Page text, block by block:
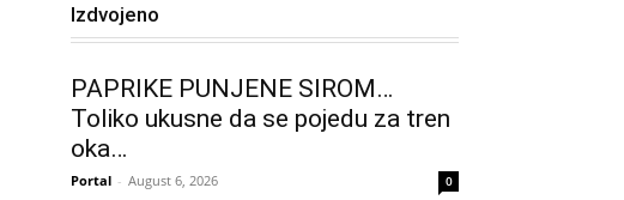
Izdvojeno
PAPRIKE PUNJENE SIROM…
Toliko ukusne da se pojedu za tren
oka…
Portal - August 6, 2026 0